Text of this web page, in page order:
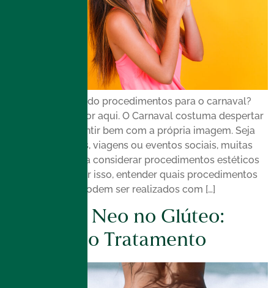
Você está buscando procedimentos para o carnaval?
Então vale ficar por aqui. O Carnaval costuma despertar
o desejo de se sentir bem com a própria imagem. Seja
para curtir blocos, viagens ou eventos sociais, muitas
pessoas passam a considerar procedimentos estéticos
nesse período. Por isso, entender quais procedimentos
para o carnaval podem ser realizados com […]
Emsculpt Neo no Glúteo:
Conheça o Tratamento